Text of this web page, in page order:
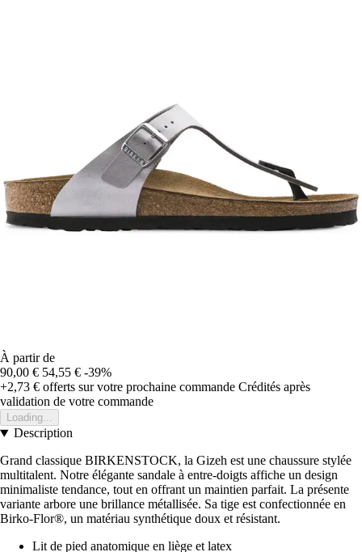
À partir de
90,00 € 54,55 € -39%
+2,73 € offerts sur votre prochaine commande Crédités après
validation de votre commande
Loading...
Description
Grand classique BIRKENSTOCK, la Gizeh est une chaussure stylée
multitalent. Notre élégante sandale à entre-doigts affiche un design
minimaliste tendance, tout en offrant un maintien parfait. La présente
variante arbore une brillance métallisée. Sa tige est confectionnée en
Birko-Flor®, un matériau synthétique doux et résistant.
Lit de pied anatomique en liège et latex